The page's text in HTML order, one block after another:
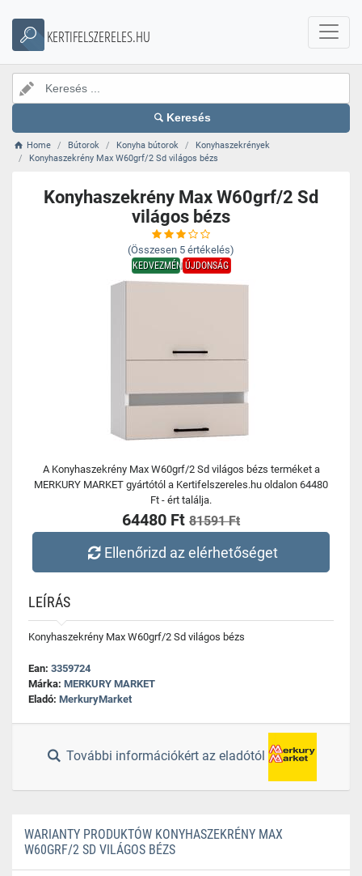
KERTIFELSZERELES.HU
Keresés
Home Bútorok Konyha bútorok
Konyhaszekrények
Konyhaszekrény Max W60grf/2 Sd világos bézs
Konyhaszekrény Max W60grf/2 Sd
világos bézs
(Összesen 5 értékelés)
KEDVEZMÉNYÚJDONSÁG
A Konyhaszekrény Max W60grf/2 Sd világos bézs terméket a
MERKURY MARKET gyártótól a Kertifelszereles.hu oldalon 64480
Ft - ért találja.
64480 Ft 81591 Ft
Ellenőrizd az elérhetőséget
LEÍRÁS
Konyhaszekrény Max W60grf/2 Sd világos bézs
Ean: 3359724
Márka: MERKURY MARKET
Eladó: MerkuryMarket
További információkért az eladótól
WARIANTY PRODUKTÓW KONYHASZEKRÉNY MAX
W60GRF/2 SD VILÁGOS BÉZS